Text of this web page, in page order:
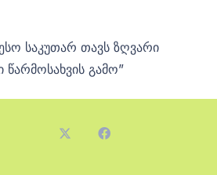
საკუთარ თავს ზღვარი
წარმოსახვის გამო”